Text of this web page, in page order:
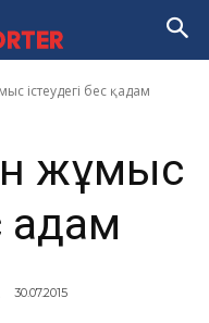
істеудегі бес қадам
істеудегі
жұмыс
қадам
30.07.2015